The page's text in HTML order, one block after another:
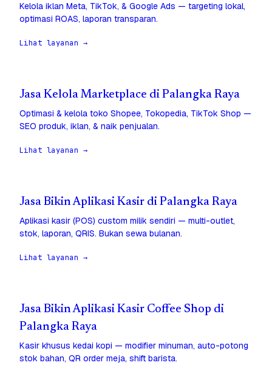
Kelola iklan Meta, TikTok, & Google Ads — targeting lokal,
optimasi ROAS, laporan transparan.
Lihat layanan →
Jasa Kelola Marketplace di Palangka Raya
Optimasi & kelola toko Shopee, Tokopedia, TikTok Shop —
SEO produk, iklan, & naik penjualan.
Lihat layanan →
Jasa Bikin Aplikasi Kasir di Palangka Raya
Aplikasi kasir (POS) custom milik sendiri — multi-outlet,
stok, laporan, QRIS. Bukan sewa bulanan.
Lihat layanan →
Jasa Bikin Aplikasi Kasir Coffee Shop di
Palangka Raya
Kasir khusus kedai kopi — modifier minuman, auto-potong
stok bahan, QR order meja, shift barista.